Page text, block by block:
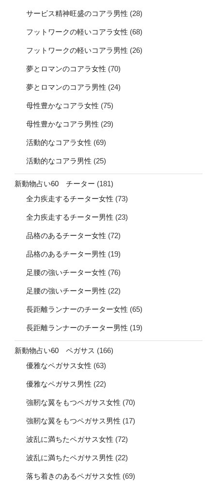
サービス精神旺盛のコアラ男性 (28)
フットワークの軽いコアラ女性 (68)
フットワークの軽いコアラ男性 (26)
夢とロマンのコアラ女性 (70)
夢とロマンのコアラ男性 (24)
母性豊かなコアラ女性 (75)
母性豊かなコアラ男性 (29)
活動的なコアラ女性 (69)
活動的なコアラ男性 (25)
新動物占い60 チーター (181)
全力疾走するチーター女性 (73)
全力疾走するチーター男性 (23)
品格のあるチーター女性 (72)
品格のあるチーター男性 (19)
足腰の強いチーター女性 (76)
足腰の強いチーター男性 (22)
長距離ランナーのチーター女性 (65)
長距離ランナーのチーター男性 (19)
新動物占い60 ペガサス (166)
優雅なペガサス女性 (63)
優雅なペガサス男性 (22)
強靭な翼をもつペガサス女性 (70)
強靭な翼をもつペガサス男性 (17)
波乱に満ちたペガサス女性 (72)
波乱に満ちたペガサス男性 (22)
落ち着きのあるペガサス女性 (69)